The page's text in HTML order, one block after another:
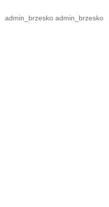
admin_brzesko admin_brzesko